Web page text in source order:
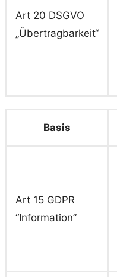
Art 20 DSGVO
„Übertragbarkeit“
Basis
Art 15 GDPR
“Information”